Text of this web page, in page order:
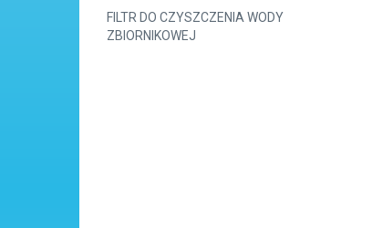
FILTR DO CZYSZCZENIA WODY
ZBIORNIKOWEJ